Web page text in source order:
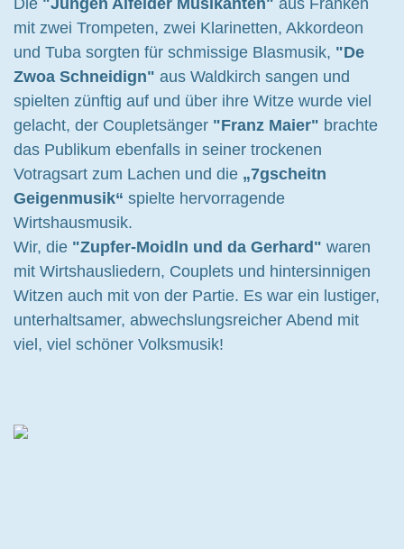
Die "Jungen Alfelder Musikanten" aus Franken
mit zwei Trompeten, zwei Klarinetten, Akkordeon
und Tuba sorgten für schmissige Blasmusik, "De
Zwoa Schneidign" aus Waldkirch sangen und
spielten zünftig auf und über ihre Witze wurde viel
gelacht, der Coupletsänger "Franz Maier" brachte
das Publikum ebenfalls in seiner trockenen
Votragsart zum Lachen und die „7gscheitn
Geigenmusik“ spielte hervorragende
Wirtshausmusik.
Wir, die "Zupfer-Moidln und da Gerhard" waren
mit Wirtshausliedern, Couplets und hintersinnigen
Witzen auch mit von der Partie. Es war ein lustiger,
unterhaltsamer, abwechslungsreicher Abend mit
viel, viel schöner Volksmusik!